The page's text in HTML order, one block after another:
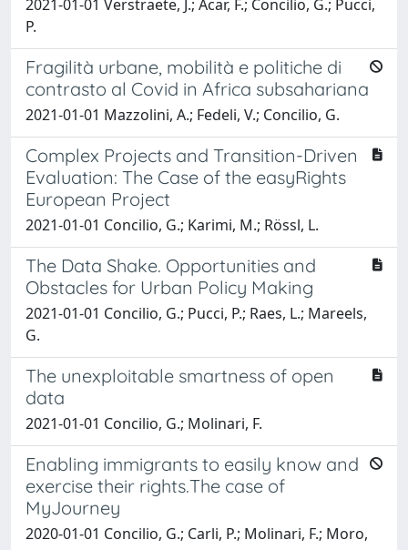
2021-01-01 Verstraete, J.; Acar, F.; Concilio, G.; Pucci,
P.
Fragilità urbane, mobilità e politiche di
contrasto al Covid in Africa subsahariana
2021-01-01 Mazzolini, A.; Fedeli, V.; Concilio, G.
Complex Projects and Transition-Driven
Evaluation: The Case of the easyRights
European Project
2021-01-01 Concilio, G.; Karimi, M.; Rössl, L.
The Data Shake. Opportunities and
Obstacles for Urban Policy Making
2021-01-01 Concilio, G.; Pucci, P.; Raes, L.; Mareels,
G.
The unexploitable smartness of open
data
2021-01-01 Concilio, G.; Molinari, F.
Enabling immigrants to easily know and
exercise their rights.The case of
MyJourney
2020-01-01 Concilio, G.; Carli, P.; Molinari, F.; Moro,